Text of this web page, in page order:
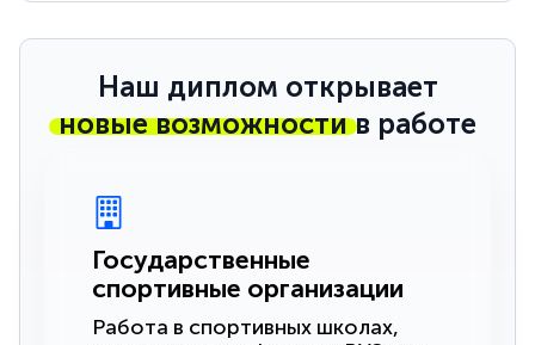
Наш диплом открывает
новые возможностив работе
Государственные
спортивные организации
Работа в спортивных школах,